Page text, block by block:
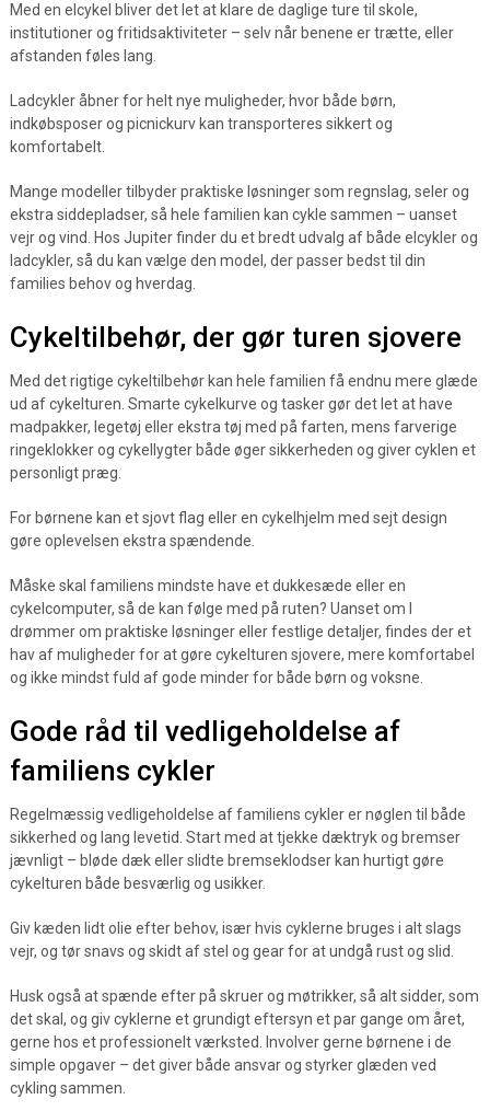
Med en elcykel bliver det let at klare de daglige ture til skole,
institutioner og fritidsaktiviteter – selv når benene er trætte, eller
afstanden føles lang.
Ladcykler åbner for helt nye muligheder, hvor både børn,
indkøbsposer og picnickurv kan transporteres sikkert og
komfortabelt.
Mange modeller tilbyder praktiske løsninger som regnslag, seler og
ekstra siddepladser, så hele familien kan cykle sammen – uanset
vejr og vind. Hos Jupiter finder du et bredt udvalg af både elcykler og
ladcykler, så du kan vælge den model, der passer bedst til din
families behov og hverdag.
Cykeltilbehør, der gør turen sjovere
Med det rigtige cykeltilbehør kan hele familien få endnu mere glæde
ud af cykelturen. Smarte cykelkurve og tasker gør det let at have
madpakker, legetøj eller ekstra tøj med på farten, mens farverige
ringeklokker og cykellygter både øger sikkerheden og giver cyklen et
personligt præg.
For børnene kan et sjovt flag eller en cykelhjelm med sejt design
gøre oplevelsen ekstra spændende.
Måske skal familiens mindste have et dukkesæde eller en
cykelcomputer, så de kan følge med på ruten? Uanset om I
drømmer om praktiske løsninger eller festlige detaljer, findes der et
hav af muligheder for at gøre cykelturen sjovere, mere komfortabel
og ikke mindst fuld af gode minder for både børn og voksne.
Gode råd til vedligeholdelse af
familiens cykler
Regelmæssig vedligeholdelse af familiens cykler er nøglen til både
sikkerhed og lang levetid. Start med at tjekke dæktryk og bremser
jævnligt – bløde dæk eller slidte bremseklodser kan hurtigt gøre
cykelturen både besværlig og usikker.
Giv kæden lidt olie efter behov, især hvis cyklerne bruges i alt slags
vejr, og tør snavs og skidt af stel og gear for at undgå rust og slid.
Husk også at spænde efter på skruer og møtrikker, så alt sidder, som
det skal, og giv cyklerne et grundigt eftersyn et par gange om året,
gerne hos et professionelt værksted. Involver gerne børnene i de
simple opgaver – det giver både ansvar og styrker glæden ved
cykling sammen.